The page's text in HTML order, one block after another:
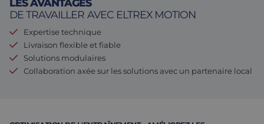
Assemblage et personnalisation
Fabrication
Défence
À propos de nous
Travailler chez Eltrex
LES AVANTAGES
DE TRAVAILLER AVEC ELTREX MOTION
Expertise technique
Livraison flexible et fiable
Solutions modulaires
Collaboration axée sur les solutions avec un partenaire local